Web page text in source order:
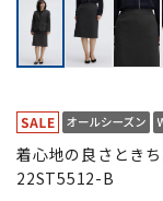
着心地の良さとき
22ST5512-B